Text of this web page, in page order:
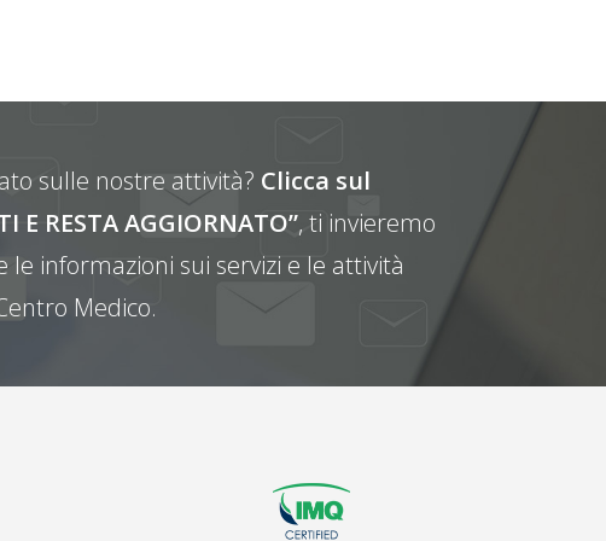
sulle nostre attività? Clicca sul
E RESTA AGGIORNATO”, ti invieremo
informazioni sui servizi e le attività
Medico.